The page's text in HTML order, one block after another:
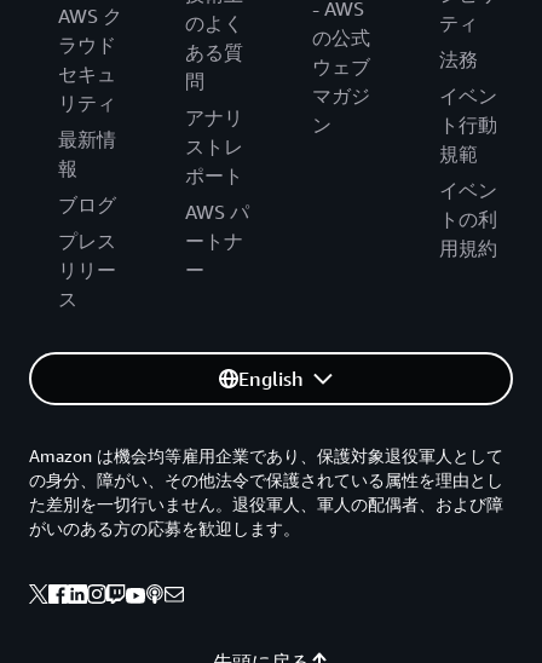
AWS ク
ラウド
セキュ
リティ
最新情
報
ブログ
プレス
リリー
ス
のよく
ある質
問
アナリ
ストレ
ポート
AWS パ
ートナ
ー
- AWS
の公式
ウェブ
マガジ
ン
ティ
法務
イベン
ト行動
規範
イベン
トの利
用規約
English
Amazon は機会均等雇用企業であり、保護対象退役軍人として
の身分、障がい、その他法令で保護されている属性を理由とし
た差別を一切行いません。退役軍人、軍人の配偶者、および障
がいのある方の応募を歓迎します。